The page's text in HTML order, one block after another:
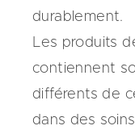
durablement.
Les produits
contiennent
différents de
dans des